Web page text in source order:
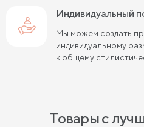
Индивидуальный
Мы можем создать
индивидуальному
к общему
Товары с